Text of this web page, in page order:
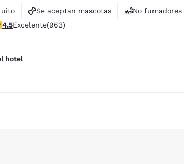
Se aceptan mascotas
No fumadores
4.46 estrellas. Excelente. 963 reseñas
4.5Excelente(963)
hotel